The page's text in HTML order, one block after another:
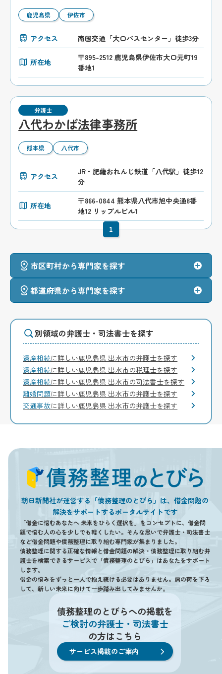
鹿児島県 伊佐市
アクセス 南国交通「大口バスセンター」徒歩3分
所在地
〒895-2512 鹿児島県伊佐市大口元町19
番地1
弁護士
八代わかば法律事務所
熊本県 八代市
アクセス
JR・肥薩おれんじ鉄道「八代駅」徒歩12
分
所在地
〒866-0844 熊本県八代市旭中央通8番
地12 リップルビル1
1
市区町村から専門家を探す
都道府県から専門家を探す
別領域の弁護士・司法書士を探す
遺産相続に詳しい鹿児島県 出水市の弁護士を探す
遺産相続に詳しい鹿児島県 出水市の税理士を探す
遺産相続に詳しい鹿児島県 出水市の司法書士を探す
離婚問題に詳しい鹿児島県 出水市の弁護士を探す
交通事故に詳しい鹿児島県 出水市の弁護士を探す
朝日新聞社が運営する「債務整理のとびら」は、借金問題の
解決をサポートするポータルサイトです
「借金に悩むあなたへ 未来をひらく選択を」をコンセプトに、借金問
題で悩む人の心を少しでも軽くしたい。そんな思いで弁護士・司法書士
など借金問題や債務整理に取り組む専門家が集まりました。
債務整理に関する正確な情報と借金問題の解決・債務整理に取り組む弁
護士を検索できるサービスで「債務整理のとびら」はあなたをサポート
します。
借金の悩みをずっと一人で抱え続ける必要はありません。肩の荷を下ろ
して、新しい未来に向けて一歩踏み出してみませんか。
債務整理のとびらへの掲載を
ご検討の弁護士・司法書士
の方はこちら
サービス掲載のご案内